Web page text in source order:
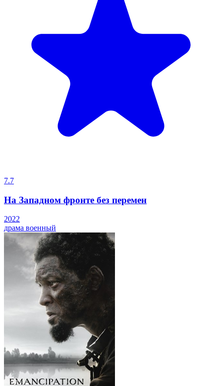
7.7
На Западном фронте без перемен
2022
драма военный